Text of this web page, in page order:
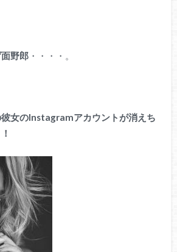
野郎・・・・。
女のInstagramアカウントが消えち